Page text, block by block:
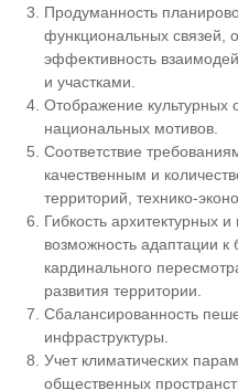
Продуманность
функциональных связей,
эффективность
и участками.
Отображение культурных
национальных мотивов.
Соответствие
качественным и
территорий, технико-
Гибкость архитектурных
возможность адаптации
кардинального
развития территории.
Сбалансированность
инфраструктуры.
Учет климатических
общественных